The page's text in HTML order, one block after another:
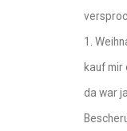
1.
kauf mir
da war